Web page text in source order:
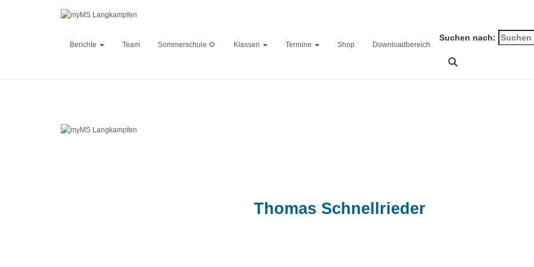
Berichte Team Sommerschule 🌻 Klassen Termine Shop Downloadbereich
Suchen nach:
Thomas Schnellrieder